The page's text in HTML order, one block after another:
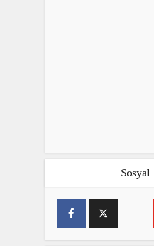
Sosyal